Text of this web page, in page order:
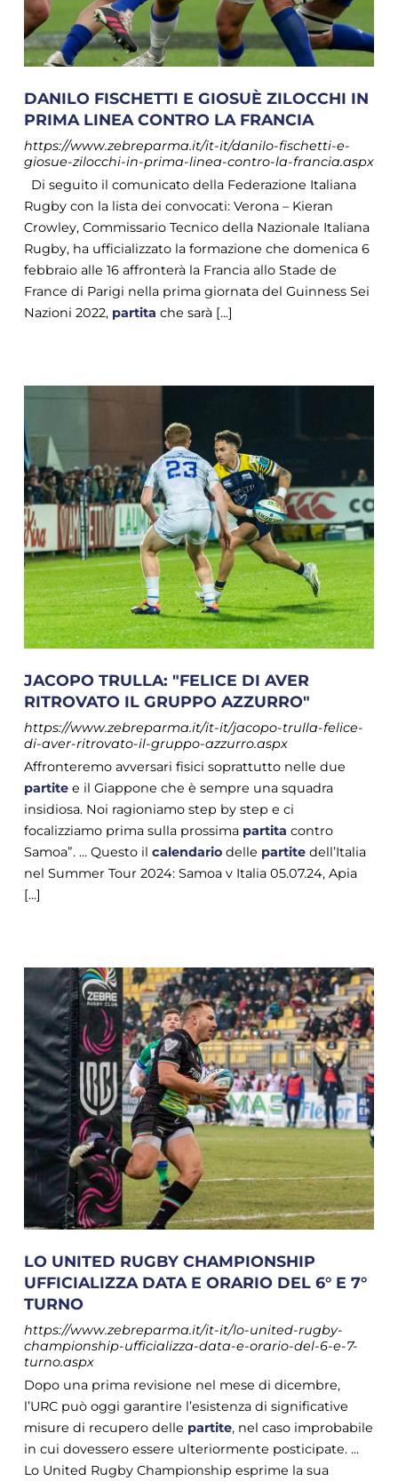
DANILO FISCHETTI E GIOSUÈ ZILOCCHI IN
PRIMA LINEA CONTRO LA FRANCIA
https://www.zebreparma.it/it-it/danilo-fischetti-e-
giosue-zilocchi-in-prima-linea-contro-la-francia.aspx
Di seguito il comunicato della Federazione Italiana
Rugby con la lista dei convocati: Verona – Kieran
Crowley, Commissario Tecnico della Nazionale Italiana
Rugby, ha ufficializzato la formazione che domenica 6
febbraio alle 16 affronterà la Francia allo Stade de
France di Parigi nella prima giornata del Guinness Sei
Nazioni 2022, partita che sarà [...]
JACOPO TRULLA: "FELICE DI AVER
RITROVATO IL GRUPPO AZZURRO"
https://www.zebreparma.it/it-it/jacopo-trulla-felice-
di-aver-ritrovato-il-gruppo-azzurro.aspx
Affronteremo avversari fisici soprattutto nelle due
partitee il Giappone che è sempre una squadra
insidiosa. Noi ragioniamo step by step e ci
focalizziamo prima sulla prossima partita contro
Samoa”. ... Questo il calendariodelle partitedell’Italia
nel Summer Tour 2024: Samoa v Italia 05.07.24, Apia
[...]
LO UNITED RUGBY CHAMPIONSHIP
UFFICIALIZZA DATA E ORARIO DEL 6° E 7°
TURNO
https://www.zebreparma.it/it-it/lo-united-rugby-
championship-ufficializza-data-e-orario-del-6-e-7-
turno.aspx
Dopo una prima revisione nel mese di dicembre,
l’URC può oggi garantire l’esistenza di significative
misure di recupero delle partite, nel caso improbabile
in cui dovessero essere ulteriormente posticipate. ...
Lo United Rugby Championship esprime la sua